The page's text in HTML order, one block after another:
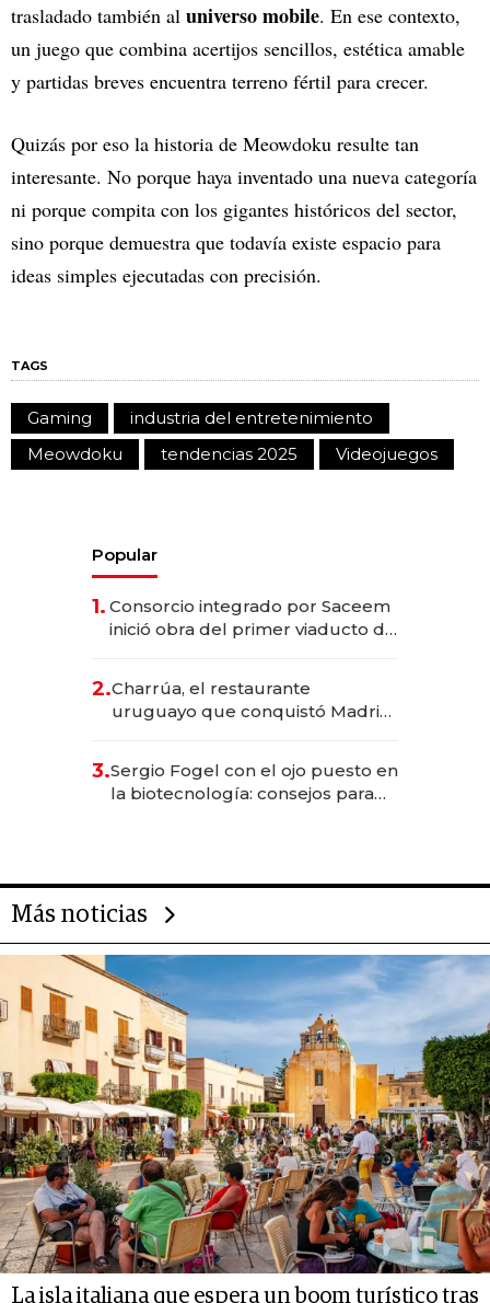
trasladado también al universo mobile. En ese contexto,
un juego que combina acertijos sencillos, estética amable
y partidas breves encuentra terreno fértil para crecer.
Quizás por eso la historia de Meowdoku resulte tan
interesante. No porque haya inventado una nueva categoría
ni porque compita con los gigantes históricos del sector,
sino porque demuestra que todavía existe espacio para
ideas simples ejecutadas con precisión.
TAGS
Gaming
industria del entretenimiento
Meowdoku
tendencias 2025 Videojuegos
Popular
1. Consorcio integrado por Saceem
inició obra del primer viaducto de
millones
2.Charrúa, el restaurante
uruguayo que conquistó Madrid:
anticipación y prepara apertura
3.Sergio Fogel con el ojo puesto en
la biotecnología: consejos para
Más noticias
La isla italiana que espera un boom turístico tras